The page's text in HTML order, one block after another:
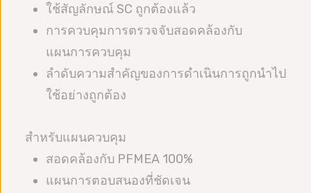
ใช้สัญลักษณ์ SC ถูกต้องแล้ว
การควบคุมการตรวจจับสอดคล้องกับ
แผนการควบคุม
ลำดับความสำคัญของการดำเนินการถูกนำไป
ใช้อย่างถูกต้อง
สำหรับแผนควบคุม
สอดคล้องกับ PFMEA 100%
แผนการตอบสนองที่ชัดเจน